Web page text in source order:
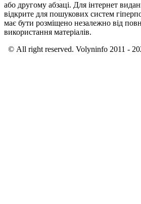
або другому абзаці. Для інтернет
відкрите для пошукових систем
має бути розміщено незалежно від
використання матеріалів.
© All right reserved. Volyninfo 2011 -